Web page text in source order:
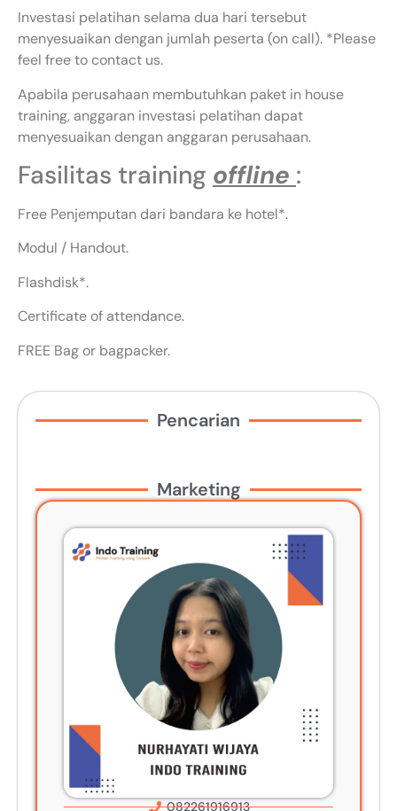
Investasi pelatihan selama dua hari tersebut
menyesuaikan dengan jumlah peserta (on call). *Please
feel free to contact us.
Apabila perusahaan membutuhkan paket in house
training, anggaran investasi pelatihan dapat
menyesuaikan dengan anggaran perusahaan.
Fasilitas training offline :
Free Penjemputan dari bandara ke hotel*.
Modul / Handout.
Flashdisk*.
Certificate of attendance.
FREE Bag or bagpacker.
Pencarian
Marketing
082261916913